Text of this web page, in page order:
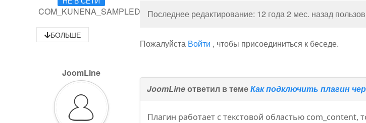
COM_KUNENA_SAMPLEDATA_RANK1
БОЛЬШЕ
Последнее редактирование: 12 года 2 мес. назад
Пожалуйста Войти , чтобы присоединиться к беседе.
JoomLine
JoomLineответил в темеКак подключить плагин
Плагин работает с текстовой областью com_content,